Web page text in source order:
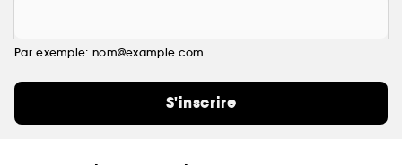
Par exemple: nom@example.com
S'inscrire